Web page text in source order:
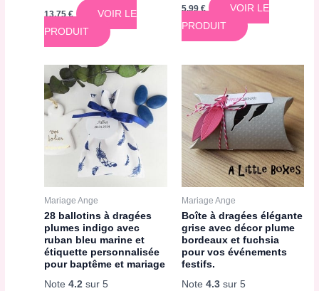
13,75€
VOIR LE
PRODUIT
5,99 €
VOIR LE
PRODUIT
Mariage Ange
28 ballotins à dragées
plumes indigo avec
ruban bleu marine et
étiquette personnalisée
pour baptême et mariage
Note4.2 sur 5
Mariage Ange
Boîte à dragées élégante
grise avec décor plume
bordeaux et fuchsia
pour vos événements
festifs.
Note 4.3sur 5